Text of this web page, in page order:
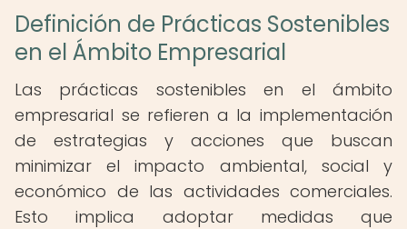
Definición de Prácticas Sostenibles
en el Ámbito Empresarial
Las prácticas sostenibles en el ámbito
empresarial se refieren a la implementación
de estrategias y acciones que buscan
minimizar el impacto ambiental, social y
económico de las actividades comerciales.
Esto implica adoptar medidas que